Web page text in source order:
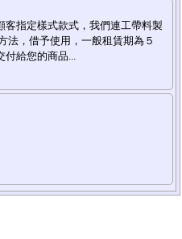
客指定樣式款式，我們連工帶料製
法，借予使用，一般租賃期為５
給您的商品...